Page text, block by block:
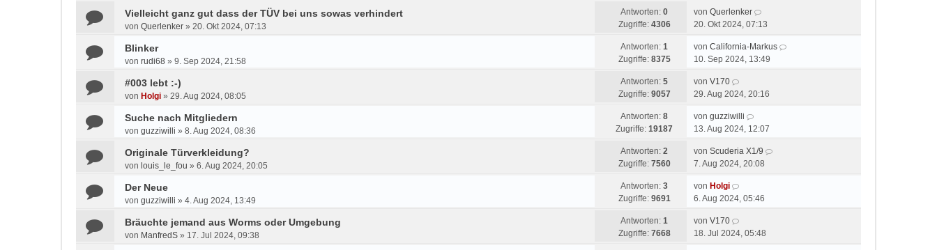
Vielleicht ganz gut dass der TÜV bei uns sowas verhindert
von Querlenker » 20. Okt 2024, 07:13
Antworten: 0
Zugriffe: 4306
von Querlenker
20. Okt 2024, 07:13
Blinker
von rudi68 » 9. Sep 2024, 21:58
Antworten: 1
Zugriffe: 8375
von California-Markus
10. Sep 2024, 13:49
#003 lebt :-)
von Holgi » 29. Aug 2024, 08:05
Antworten: 5
Zugriffe: 9057
von V170
29. Aug 2024, 20:16
Suche nach Mitgliedern
von guzziwilli » 8. Aug 2024, 08:36
Antworten: 8
Zugriffe: 19187
von guzziwilli
13. Aug 2024, 12:07
Originale Türverkleidung?
von louis_le_fou » 6. Aug 2024, 20:05
Antworten: 2
Zugriffe: 7560
von Scuderia X1/9
7. Aug 2024, 20:08
Der Neue
von guzziwilli » 4. Aug 2024, 13:49
Antworten: 3
Zugriffe: 9691
von Holgi
6. Aug 2024, 05:46
Bräuchte jemand aus Worms oder Umgebung
von ManfredS » 17. Jul 2024, 09:38
Antworten: 1
Zugriffe: 7668
von V170
18. Jul 2024, 05:48